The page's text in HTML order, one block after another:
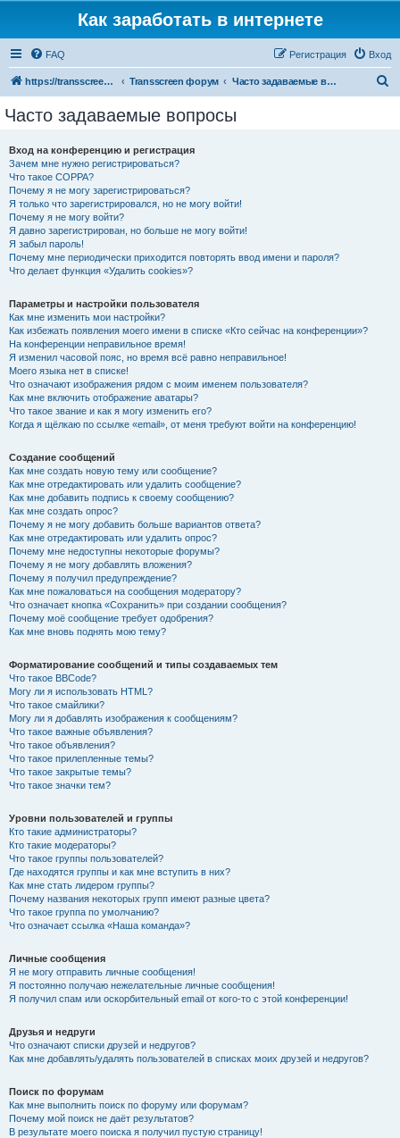
Как заработать в интернете
FAQ Вход
Регистрация
https://transscreen.ru/forum Transscreen форум Часто задаваемые вопросы
Часто задаваемые вопросы
Вход на конференцию и регистрация
Зачем мне нужно регистрироваться?
Что такое COPPA?
Почему я не могу зарегистрироваться?
Я только что зарегистрировался, но не могу войти!
Почему я не могу войти?
Я давно зарегистрирован, но больше не могу войти!
Я забыл пароль!
Почему мне периодически приходится повторять ввод имени и пароля?
Что делает функция «Удалить cookies»?
Параметры и настройки пользователя
Как мне изменить мои настройки?
Как избежать появления моего имени в списке «Кто сейчас на конференции»?
На конференции неправильное время!
Я изменил часовой пояс, но время всё равно неправильное!
Моего языка нет в списке!
Что означают изображения рядом с моим именем пользователя?
Как мне включить отображение аватары?
Что такое звание и как я могу изменить его?
Когда я щёлкаю по ссылке «email», от меня требуют войти на конференцию!
Создание сообщений
Как мне создать новую тему или сообщение?
Как мне отредактировать или удалить сообщение?
Как мне добавить подпись к своему сообщению?
Как мне создать опрос?
Почему я не могу добавить больше вариантов ответа?
Как мне отредактировать или удалить опрос?
Почему мне недоступны некоторые форумы?
Почему я не могу добавлять вложения?
Почему я получил предупреждение?
Как мне пожаловаться на сообщения модератору?
Что означает кнопка «Сохранить» при создании сообщения?
Почему моё сообщение требует одобрения?
Как мне вновь поднять мою тему?
Форматирование сообщений и типы создаваемых тем
Что такое BBCode?
Могу ли я использовать HTML?
Что такое смайлики?
Могу ли я добавлять изображения к сообщениям?
Что такое важные объявления?
Что такое объявления?
Что такое прилепленные темы?
Что такое закрытые темы?
Что такое значки тем?
Уровни пользователей и группы
Кто такие администраторы?
Кто такие модераторы?
Что такое группы пользователей?
Где находятся группы и как мне вступить в них?
Как мне стать лидером группы?
Почему названия некоторых групп имеют разные цвета?
Что такое группа по умолчанию?
Что означает ссылка «Наша команда»?
Личные сообщения
Я не могу отправить личные сообщения!
Я постоянно получаю нежелательные личные сообщения!
Я получил спам или оскорбительный email от кого-то с этой конференции!
Друзья и недруги
Что означают списки друзей и недругов?
Как мне добавлять/удалять пользователей в списках моих друзей и недругов?
Поиск по форумам
Как мне выполнить поиск по форуму или форумам?
Почему мой поиск не даёт результатов?
В результате моего поиска я получил пустую страницу!